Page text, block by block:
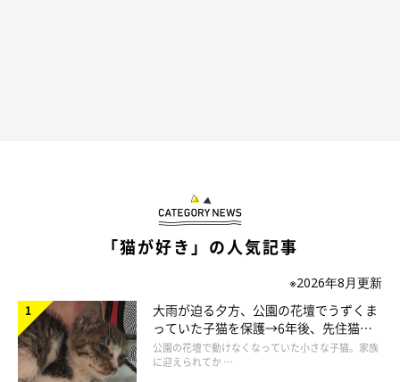
「猫が好き」の人気記事
※2026年8月更新
大雨が迫る夕方、公園の花壇でうずくま
っていた子猫を保護→6年後、先住猫
と“姉妹”のような関係に
公園の花壇で動けなくなっていた小さな子猫。家族
に迎えられてか …